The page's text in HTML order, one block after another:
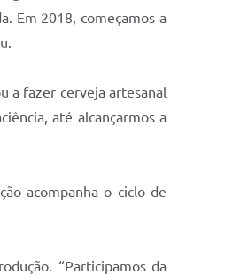
Em 2018, começamos a
a fazer cerveja artesanal
até alcançarmos a
acompanha o ciclo de
“Participamos da